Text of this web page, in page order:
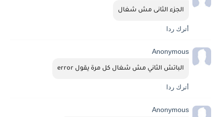
الجزء الثانى مش شغال
أترك ردا
Anonymous
الباتش الثاني مش شغال كل مرة يقول error
أترك ردا
Anonymous